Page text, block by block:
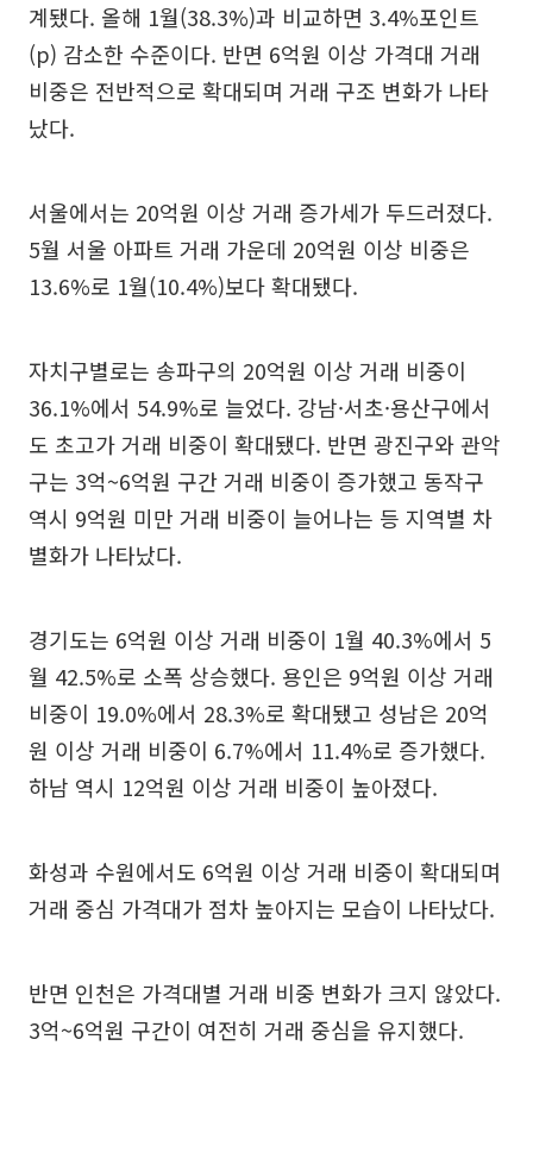
계됐다. 올해 1월(38.3%)과 비교하면 3.4%포인트
(p) 감소한 수준이다. 반면 6억원 이상 가격대 거래
비중은 전반적으로 확대되며 거래 구조 변화가 나타
났다.
서울에서는 20억원 이상 거래 증가세가 두드러졌다.
5월 서울 아파트 거래 가운데 20억원 이상 비중은
13.6%로 1월(10.4%)보다 확대됐다.
자치구별로는 송파구의 20억원 이상 거래 비중이
36.1%에서 54.9%로 늘었다. 강남·서초·용산구에서
도 초고가 거래 비중이 확대됐다. 반면 광진구와 관악
구는 3억~6억원 구간 거래 비중이 증가했고 동작구
역시 9억원 미만 거래 비중이 늘어나는 등 지역별 차
별화가 나타났다.
경기도는 6억원 이상 거래 비중이 1월 40.3%에서 5
월 42.5%로 소폭 상승했다. 용인은 9억원 이상 거래
비중이 19.0%에서 28.3%로 확대됐고 성남은 20억
원 이상 거래 비중이 6.7%에서 11.4%로 증가했다.
하남 역시 12억원 이상 거래 비중이 높아졌다.
화성과 수원에서도 6억원 이상 거래 비중이 확대되며
거래 중심 가격대가 점차 높아지는 모습이 나타났다.
반면 인천은 가격대별 거래 비중 변화가 크지 않았다.
3억~6억원 구간이 여전히 거래 중심을 유지했다.